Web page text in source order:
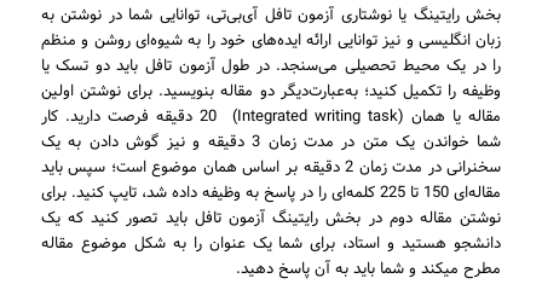
بخش رایتینگ یا نوشتاری آزمون تافل آی‌بی‌تی، توانایی شما در نوشتن به
زبان انگلیسی و نیز توانایی ارائه ایده‌های خود را به شیوه‌ای روشن و منظم
را در یک محیط تحصیلی می‌سنجد. در طول آزمون تافل باید دو تسک یا
وظیفه را تکمیل کنید؛ به‌عبارت‌دیگر دو مقاله بنویسید. برای نوشتن اولین
مقاله یا همان (Integrated writing task) 20 دقیقه فرصت دارید. کار
شما خواندن یک متن در مدت زمان 3 دقیقه و نیز گوش دادن به یک
سخنرانی در مدت زمان 2 دقیقه بر اساس همان موضوع است؛ سپس باید
مقاله‌ای 150 تا 225 کلمه‌ای را در پاسخ به وظیفه داده شد، تایپ کنید. برای
نوشتن مقاله دوم در بخش رایتینگ آزمون تافل باید تصور کنید که یک
دانشجو هستید و استاد، برای شما یک عنوان را به شکل موضوع مقاله
مطرح میکند و شما باید به آن پاسخ دهید.